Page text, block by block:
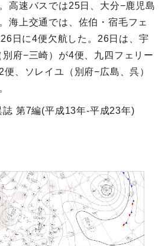
高速バスでは25日、大分−鹿児島
海上交通では、佐伯・宿毛フェ
日に4便欠航した。26日は、宇
府−三崎）が4便、九四フェリー
便、ソレイユ（別府−広島、呉）
誌 第7編(平成13年-平成23年)